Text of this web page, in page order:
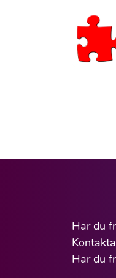
Har du
Har du